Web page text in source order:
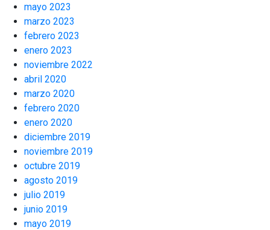
mayo 2023
marzo 2023
febrero 2023
enero 2023
noviembre 2022
abril 2020
marzo 2020
febrero 2020
enero 2020
diciembre 2019
noviembre 2019
octubre 2019
agosto 2019
julio 2019
junio 2019
mayo 2019